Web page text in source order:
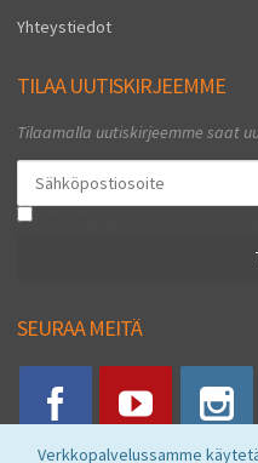
Verkkopalvelussamme
Yhteystiedot
TILAA UUTISKIRJEEMME
Tilaamalla uutiskirjeemme saat
SEURAA MEITÄ